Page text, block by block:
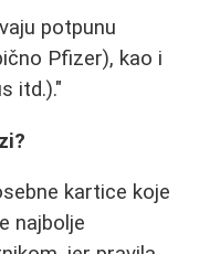
potpunu
Pfizer), kao i
itd.)."
kartice koje
najbolje